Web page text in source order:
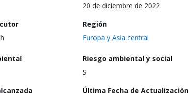
20 de diciembre de 2022
Región
Europa y Asia central
Riesgo ambiental y social
S
Última Fecha de Actualización